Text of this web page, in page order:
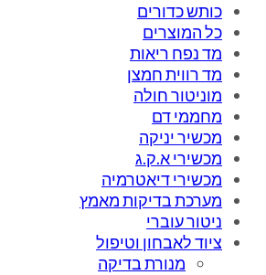
כותש כדורים
כל המוצרים
מד נפח ריאות
מד רווית חמצן
מוניטור חולה
מחממי דם
מכשיר יניקה
מכשירי א.ק.ג
מכשירי דיאטרמיה
מערכת בדיקות מאמץ
ניטור עוברי
ציוד לאבחון וטיפול
מנורת בדיקה